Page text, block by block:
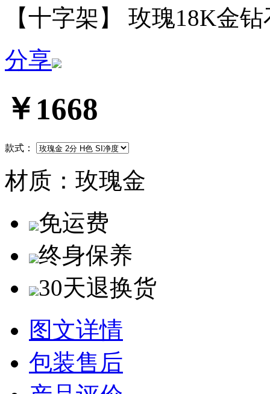
【十字架】 玫瑰18K金
分享
￥1668
款式：
材质： 玫瑰金
免运费
终身保养
30天退换货
图文详情
包装售后